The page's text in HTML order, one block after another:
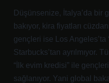
Düşünsenize, İtalya’da bir
bakıyor, kira fiyatları
gençleri ise Los Angeles’ta
Starbucks’tan ayrılmıyor.
“İlk evim kredisi” ile
sağlanıyor. Yani global